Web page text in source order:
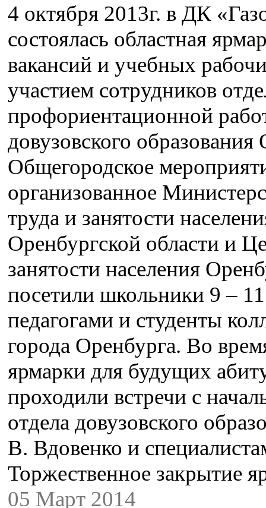
4 октября 2013г. в ДК
состоялась областная
вакансий и учебных
участием сотрудников
профориентационной
довузовского
Общегородское
организованное
труда и занятости
Оренбургской области и
занятости населения
посетили школьники 9 – 11
педагогами и студенты
города Оренбурга. Во
ярмарки для будущих
проходили встречи с
отдела довузовского
В. Вдовенко и
Торжественное закрытие
05 Март 2014